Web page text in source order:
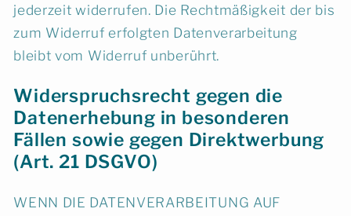
jederzeit widerrufen. Die Rechtmäßigkeit der bis
zum Widerruf erfolgten Datenverarbeitung
bleibt vom Widerruf unberührt.
Widerspruchsrecht gegen die
Datenerhebung in besonderen
Fällen sowie gegen Direktwerbung
(Art. 21 DSGVO)
WENN DIE DATENVERARBEITUNG AUF